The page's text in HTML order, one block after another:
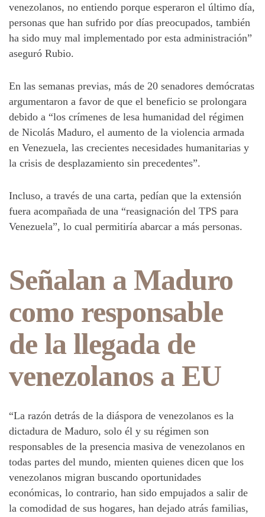
venezolanos, no entiendo porque esperaron el último día,
personas que han sufrido por días preocupados, también
ha sido muy mal implementado por esta administración”
aseguró Rubio.
En las semanas previas, más de 20 senadores demócratas
argumentaron a favor de que el beneficio se prolongara
debido a “los crímenes de lesa humanidad del régimen
de Nicolás Maduro, el aumento de la violencia armada
en Venezuela, las crecientes necesidades humanitarias y
la crisis de desplazamiento sin precedentes”.
Incluso, a través de una carta, pedían que la extensión
fuera acompañada de una “reasignación del TPS para
Venezuela”, lo cual permitiría abarcar a más personas.
Señalan a Maduro
como responsable
de la llegada de
venezolanos a EU
“La razón detrás de la diáspora de venezolanos es la
dictadura de Maduro, solo él y su régimen son
responsables de la presencia masiva de venezolanos en
todas partes del mundo, mienten quienes dicen que los
venezolanos migran buscando oportunidades
económicas, lo contrario, han sido empujados a salir de
la comodidad de sus hogares, han dejado atrás familias,